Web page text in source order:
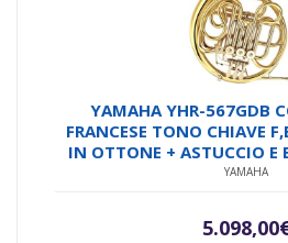
YAMAHA YHR-567GDB
FRANCESE TONO CHIAVE
IN OTTONE + ASTUCCIO E
YAMAHA
5.098,00